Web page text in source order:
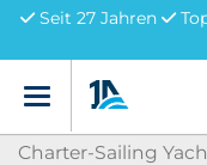
Seit 27 Jahren
Menü
Charter-Sailing